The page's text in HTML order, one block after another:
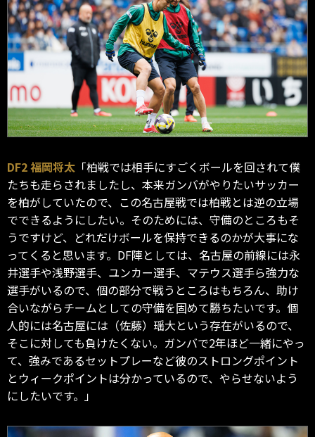
DF2 福岡将太 「柏戦では相手にすごくボールを回されて僕
たちも走らされましたし、本来ガンバがやりたいサッカー
を柏がしていたので、この名古屋戦では柏戦とは逆の立場
でできるようにしたい。そのためには、守備のところもそ
うですけど、どれだけボールを保持できるのかが大事にな
ってくると思います。DF陣としては、名古屋の前線には永
井選手や浅野選手、ユンカー選手、マテウス選手ら強力な
選手がいるので、個の部分で戦うところはもちろん、助け
合いながらチームとしての守備を固めて勝ちたいです。個
人的には名古屋には（佐藤）瑶大という存在がいるので、
そこに対しても負けたくない。ガンバで2年ほど一緒にやっ
て、強みであるセットプレーなど彼のストロングポイント
とウィークポイントは分かっているので、やらせないよう
にしたいです。」